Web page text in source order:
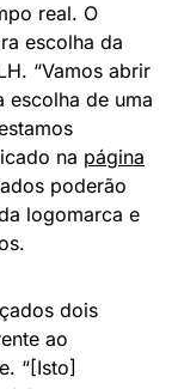
real. O
escolha da
“Vamos abrir
escolha de uma
na página
poderão
logomarca e
dois
ao
“[Isto]